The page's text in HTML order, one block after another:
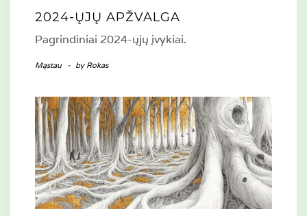
2024-ŲJŲ APŽVALGA
Pagrindiniai 2024-ųjų įvykiai.
Mąstau - by Rokas